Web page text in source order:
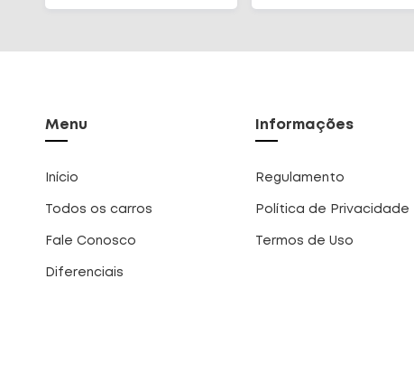
Menu
Início
Todos os carros
Fale Conosco
Diferenciais
Informações
Regulamento
Política de Privacidade
Termos de Uso